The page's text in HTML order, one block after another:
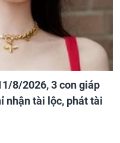
8/2026, 3 con giáp
nhận tài lộc, phát tài